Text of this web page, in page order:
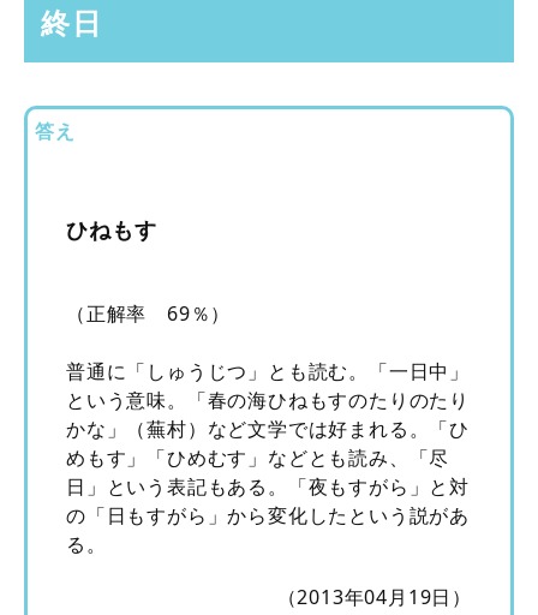
終日
答え
ひねもす
（正解率 69％）
普通に「しゅうじつ」とも読む。「一日中」
という意味。「春の海ひねもすのたりのたり
かな」（蕪村）など文学では好まれる。「ひ
めもす」「ひめむす」などとも読み、「尽
日」という表記もある。「夜もすがら」と対
の「日もすがら」から変化したという説があ
る。
（2013年04月19日）